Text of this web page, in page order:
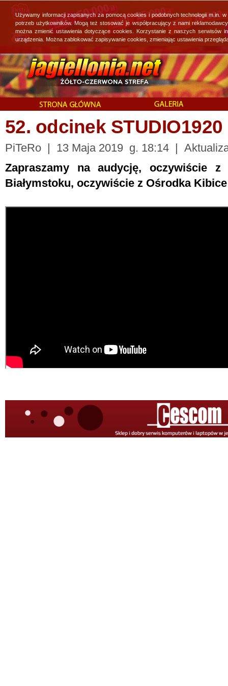
52. odcinek STUDIO1920
PiTeRo | 13 Maja 2019 g. 18:14 |
Zapraszamy na audycję, oczywiście
Białymstoku, oczywiście z Ośrodka
Używamy informacji zapisanych za pomocą cookies i podobnych technologii
potrzeb użytkowników. Mogą też stosować je współpracujący z nami
można zmienić ustawienia dotyczące cookies. Korzystanie z naszych
urządzenia. Można zablokować zapisywanie cookies, zmieniając ustawienia